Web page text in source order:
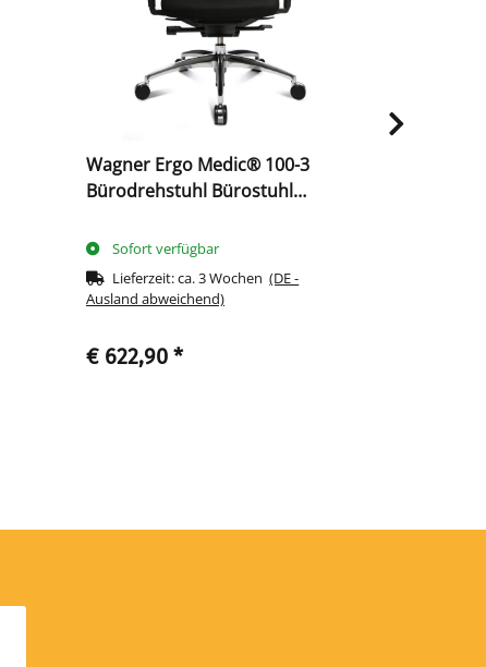
Wagner Ergo Medic® 100-3
Bürodrehstuhl Bürostuhl
schwarz
Sofort verfügbar
Lieferzeit:ca. 3 Wochen(DE -
Ausland abweichend)
€ 622,90 *